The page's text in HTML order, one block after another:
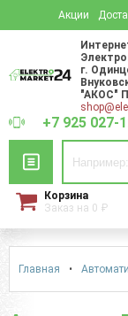
Акции
г.
"АКОС"
+7 925 027-
Корзина
Заказ на 0 ₽
Главная •